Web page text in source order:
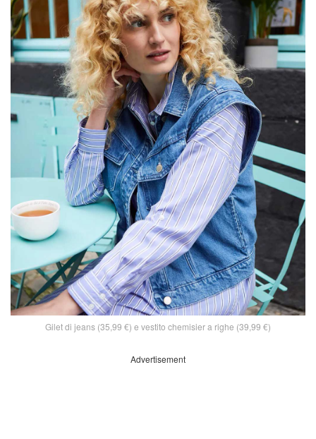
Gilet di jeans (35,99 €) e vestito chemisier a righe (39,99 €)
Advertisement